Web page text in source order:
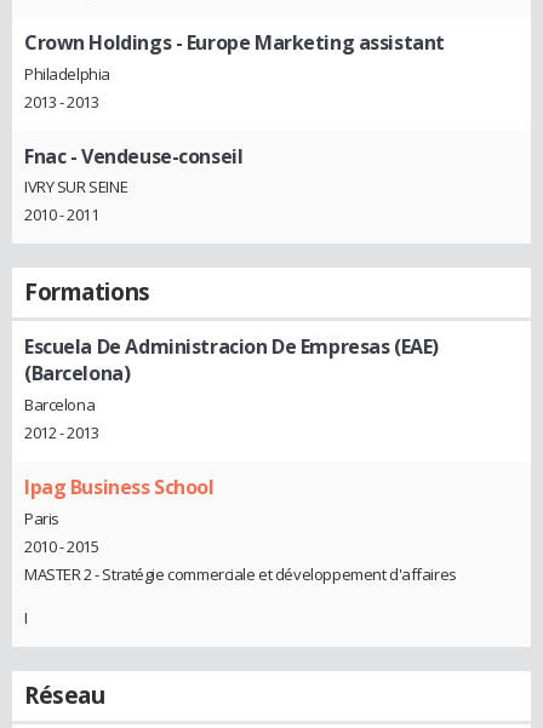
Crown Holdings- Europe Marketing assistant
Philadelphia
2013 - 2013
Fnac- Vendeuse-conseil
IVRY SUR SEINE
2010 - 2011
Formations
Escuela De Administracion De Empresas (EAE)
(Barcelona)
Barcelona
2012 - 2013
Ipag Business School
Paris
2010 - 2015
MASTER 2 - Stratégie commerciale et développement d'affaires
I
Réseau